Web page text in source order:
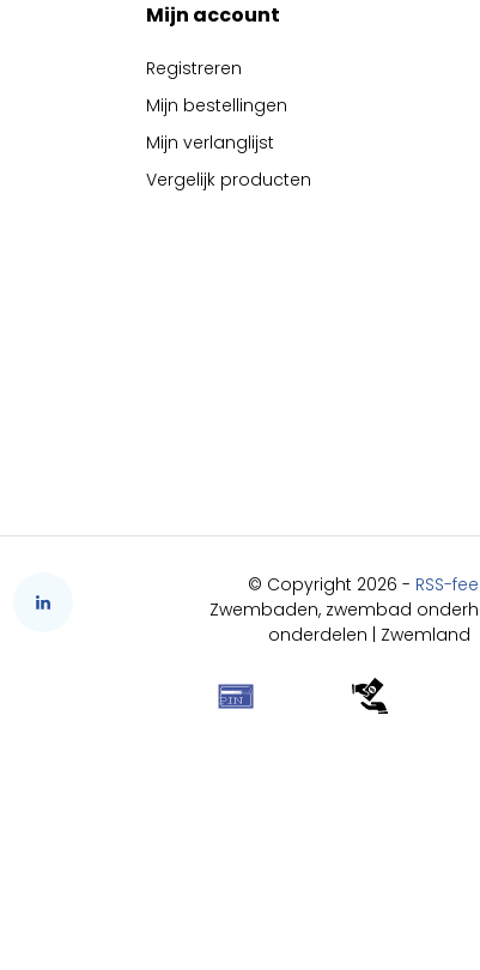
Mijn account
Registreren
Mijn bestellingen
Mijn verlanglijst
Vergelijk producten
© Copyright 2026 - RSS-
Zwembaden, zwembad
onderdelen | Zwemland